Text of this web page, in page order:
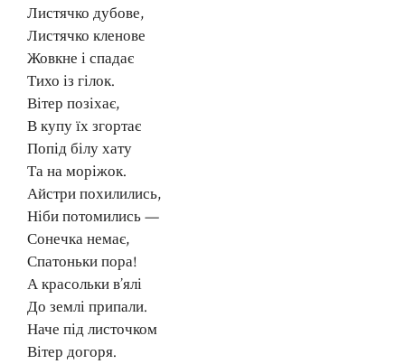
Листячко дубове,
Листячко кленове
Жовкне і спадає
Тихо із гілок.
Вітер позіхає,
В купу їх згортає
Попід білу хату
Та на моріжок.
Айстри похилились,
Ніби потомились —
Сонечка немає,
Спатоньки пора!
А красольки в’ялі
До землі припали.
Наче під листочком
Вітер догоря.